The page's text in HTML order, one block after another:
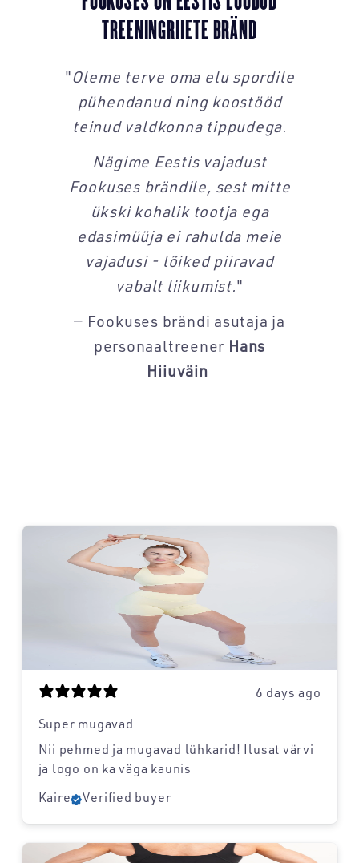
TREENINGRIIETE BRÄND
"Oleme terve oma elu spordile
pühendanud ning koostööd
teinud valdkonna tippudega.
Nägime Eestis vajadust
Fookuses brändile, sest mitte
ükski kohalik tootja ega
edasimüüja ei rahulda meie
vajadusi - lõiked piiravad
vabalt liikumist."
— Fookuses brändi asutaja ja
personaaltreener Hans
Hiiuväin
6 days ago
Super mugavad
Nii pehmed ja mugavad lühkarid! Ilusat värvi
ja logo on ka väga kaunis
Kaire Verified buyer